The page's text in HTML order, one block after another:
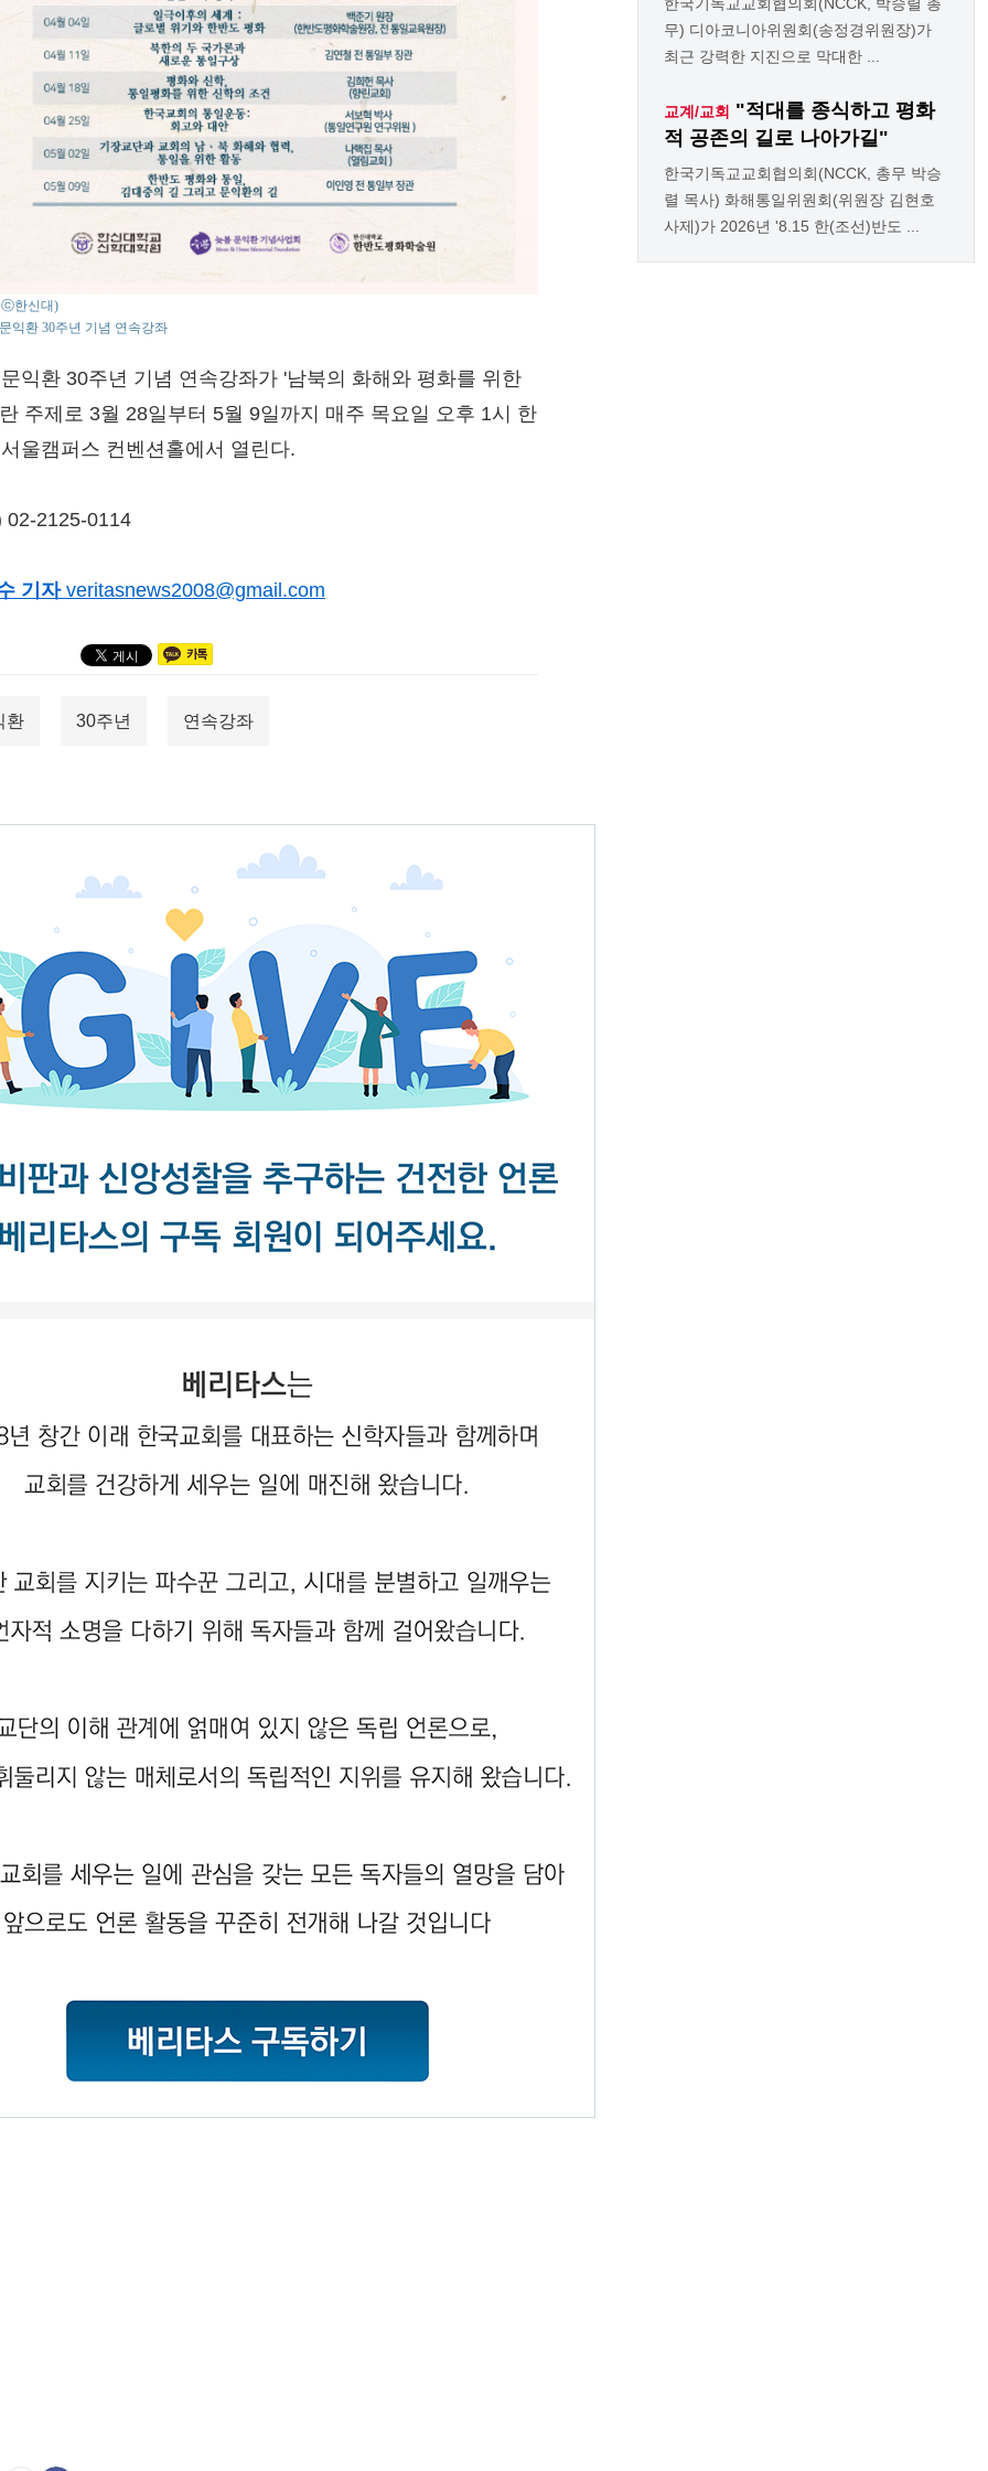
ⓒ한신대)
익환 30주년 기념 연속강좌
익환 30주년 기념 연속강좌가 '남북의 화해와 평화를 위한
주제로 3월 28일부터 5월 9일까지 매주 목요일 오후 1시 한
울캠퍼스 컨벤션홀에서 열린다.
02-2125-0114
기자 veritasnews2008@gmail.com
환 30주년 연속강좌
무) 디아코니아위원회(송정경위원장)가
최근 강력한 지진으로 막대한 ...
교계/교회 "적대를 종식하고 평화
적 공존의 길로 나아가길"
한국기독교교회협의회(NCCK, 총무 박승
렬 목사) 화해통일위원회(위원장 김현호
사제)가 2026년 '8.15 한(조선)반도 ...